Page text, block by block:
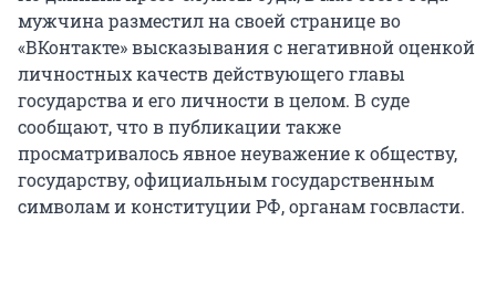
мужчина разместил на своей странице во
«ВКонтакте» высказывания с негативной оценкой
личностных качеств действующего главы
государства и его личности в целом. В суде
сообщают, что в публикации также
просматривалось явное неуважение к обществу,
государству, официальным государственным
символам и конституции РФ, органам госвласти.